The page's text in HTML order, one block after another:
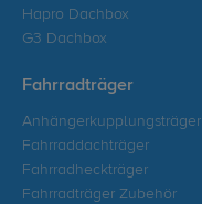
Hapro Dachbox
G3 Dachbox
Fahrradträger
Anhängerkupplungsträger
Fahrraddachträger
Fahrradheckträger
Fahrradträger Zubehör